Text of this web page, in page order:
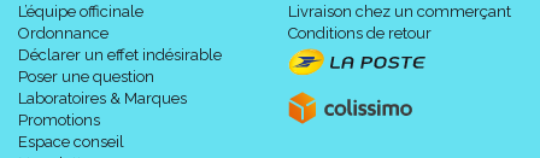
L’équipe officinale
Ordonnance
Déclarer un effet indésirable
Poser une question
Laboratoires & Marques
Promotions
Espace conseil
Livraison chez un commerçant
Conditions de retour